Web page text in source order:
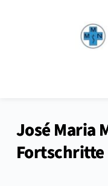
José Maria
Fortschritte